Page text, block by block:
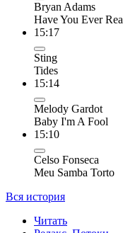
Bryan Adams
Have You Ever
15:17
Sting
Tides
15:14
Melody Gardot
Baby I'm A Fool
15:10
Celso Fonseca
Meu Samba Torto
Вся история
Читать